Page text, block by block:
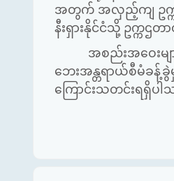
အတွက် အလှည့်ကျ ဥက္ကဋ္
နီးရှားနိုင်ငံသို့ ဥက္ကဌတ
အစည်းအဝေးမ
ဘေးအန္တရာယ်စီမံခန့်ခွဲ
ကြောင်းသတင်းရရှိပါ